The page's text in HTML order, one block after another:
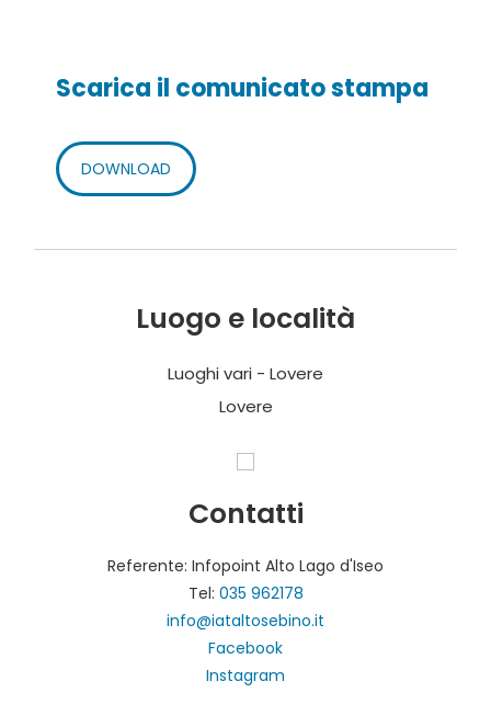
Scarica il comunicato stampa
DOWNLOAD
Luogo e località
Luoghi vari - Lovere
Lovere
Contatti
Referente: Infopoint Alto Lago d'Iseo
Tel: 035 962178
info@iataltosebino.it
Facebook
Instagram